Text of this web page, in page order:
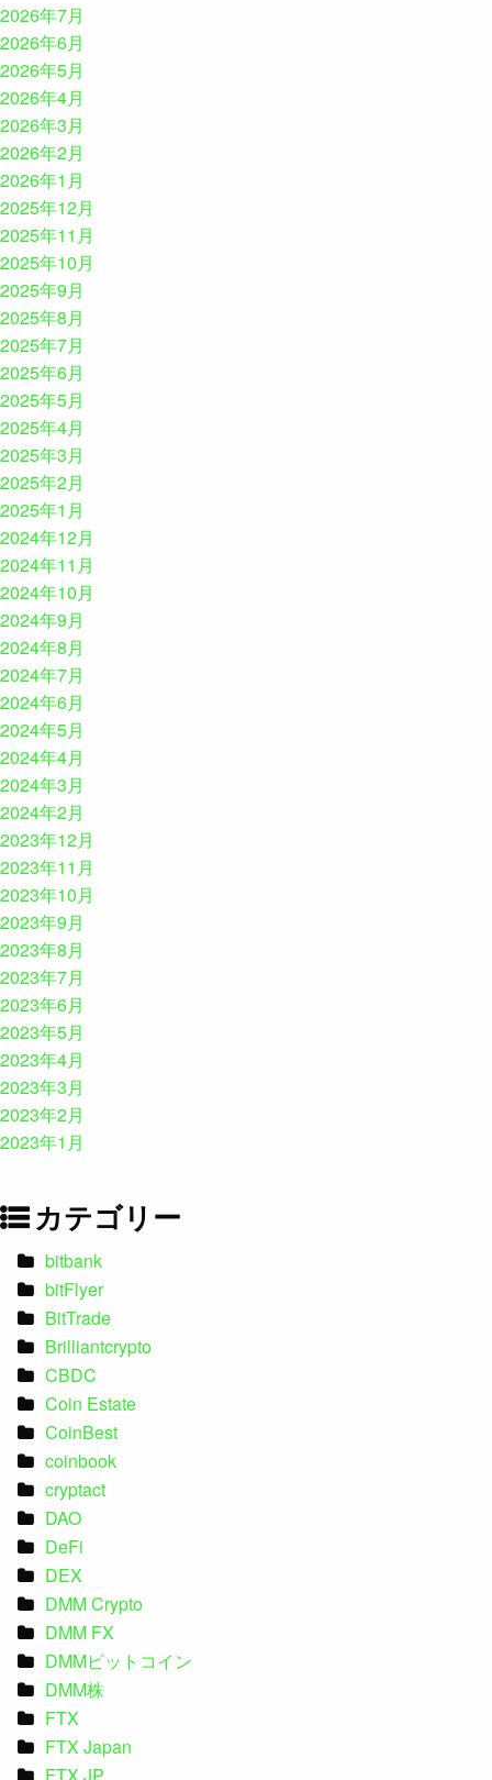
2026年7月
2026年6月
2026年5月
2026年4月
2026年3月
2026年2月
2026年1月
2025年12月
2025年11月
2025年10月
2025年9月
2025年8月
2025年7月
2025年6月
2025年5月
2025年4月
2025年3月
2025年2月
2025年1月
2024年12月
2024年11月
2024年10月
2024年9月
2024年8月
2024年7月
2024年6月
2024年5月
2024年4月
2024年3月
2024年2月
2023年12月
2023年11月
2023年10月
2023年9月
2023年8月
2023年7月
2023年6月
2023年5月
2023年4月
2023年3月
2023年2月
2023年1月
カテゴリー
bitbank
bitFlyer
BitTrade
Brilliantcrypto
CBDC
Coin Estate
CoinBest
coinbook
cryptact
DAO
DeFi
DEX
DMM Crypto
DMM FX
DMMビットコイン
DMM株
FTX
FTX Japan